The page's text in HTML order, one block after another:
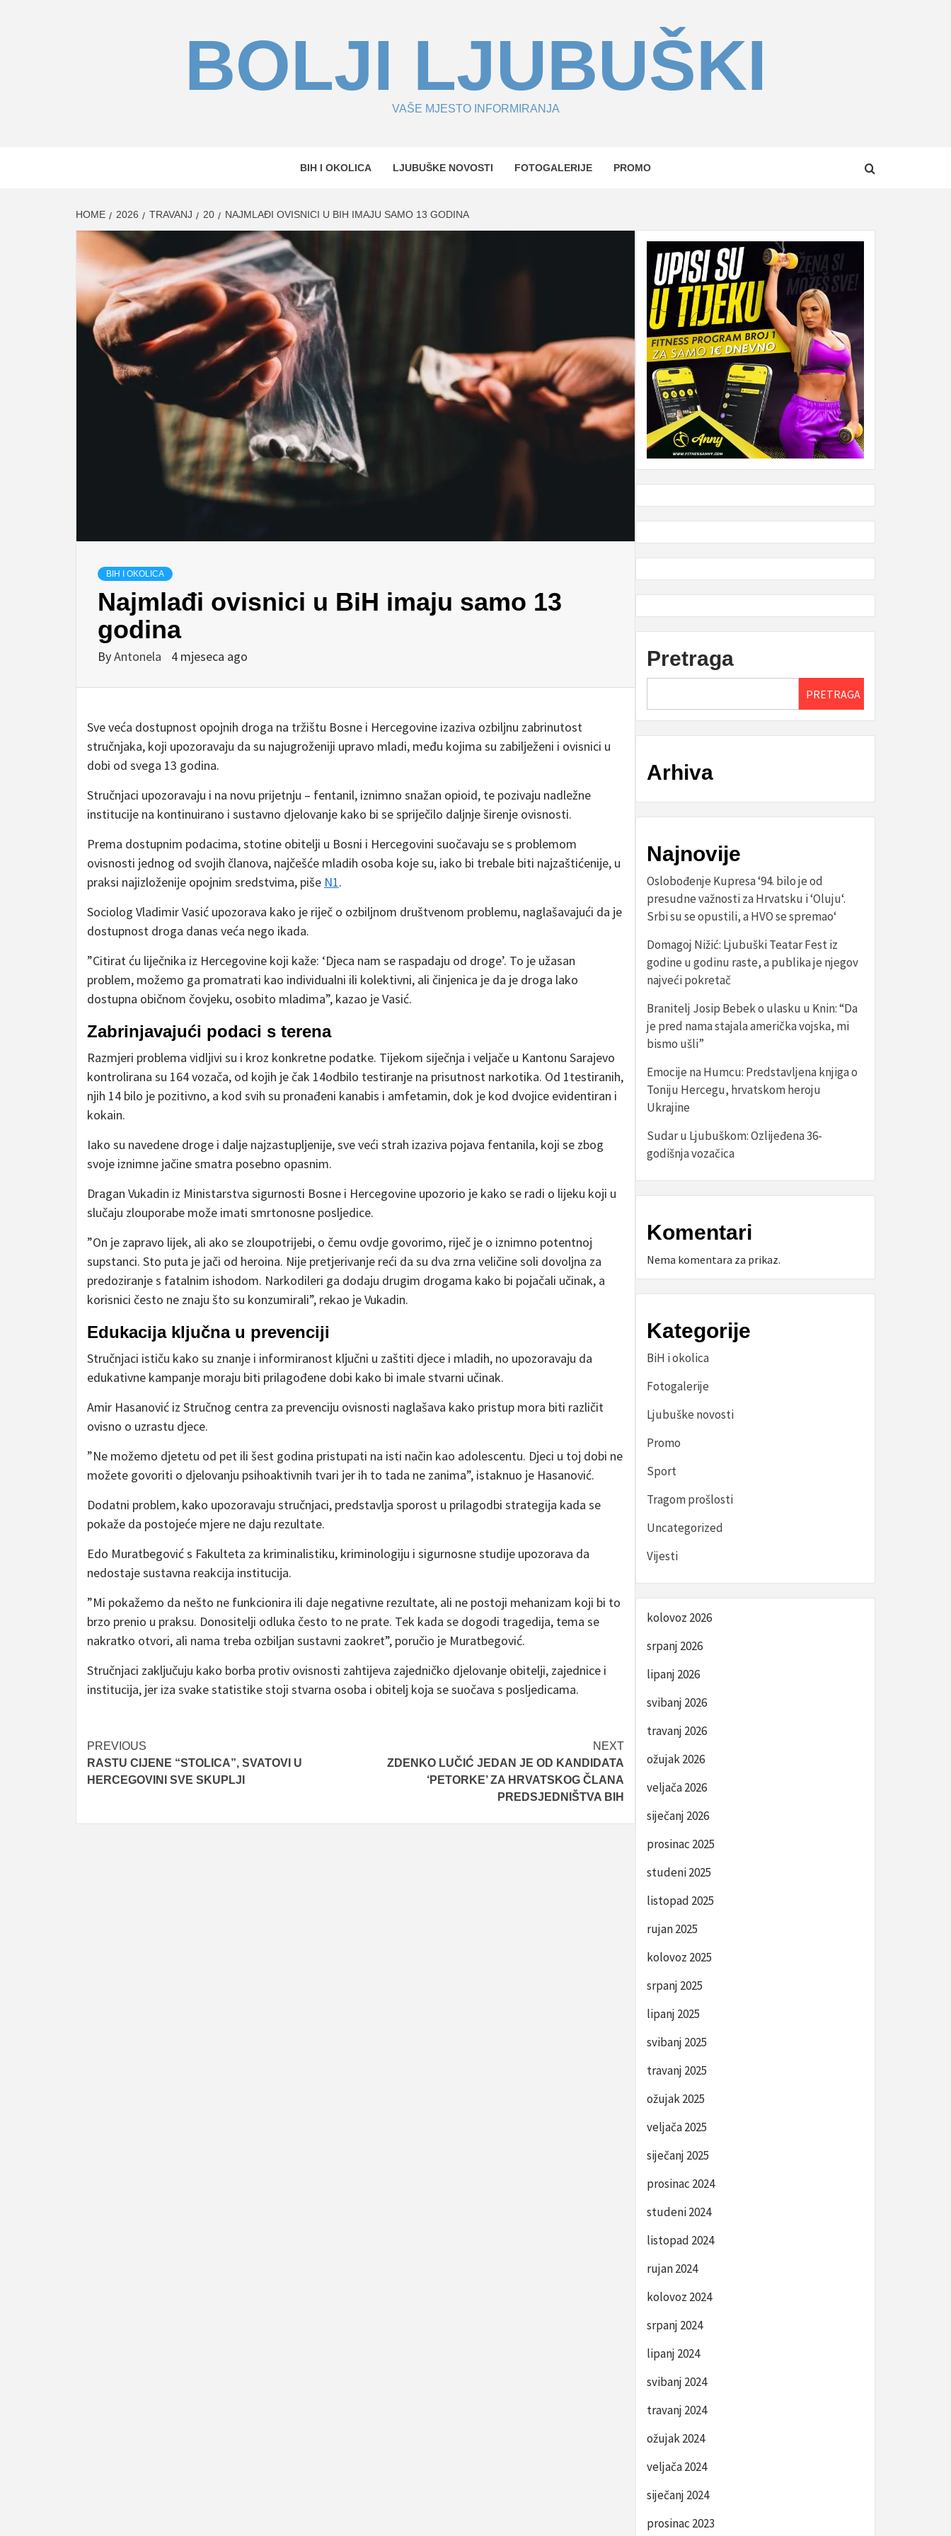
BOLJI LJUBUŠKI
VAŠE MJESTO INFORMIRANJA
BIH I OKOLICA LJUBUŠKE NOVOSTI FOTOGALERIJE PROMO
HOME 2026 TRAVANJ 20 NAJMLAĐI OVISNICI U BIH IMAJU SAMO 13 GODINA
BIH I OKOLICA
Najmlađi ovisnici u BiH imaju samo 13
godina
ByAntonela 4 mjeseca ago
Sve veća dostupnost opojnih droga na tržištu Bosne i Hercegovine izaziva ozbiljnu zabrinutost
stručnjaka, koji upozoravaju da su najugroženiji upravo mladi, među kojima su zabilježeni i ovisnici u
dobi od svega 13 godina.
Stručnjaci upozoravaju i na novu prijetnju – fentanil, iznimno snažan opioid, te pozivaju nadležne
institucije na kontinuirano i sustavno djelovanje kako bi se spriječilo daljnje širenje ovisnosti.
Prema dostupnim podacima, stotine obitelji u Bosni i Hercegovini suočavaju se s problemom
ovisnosti jednog od svojih članova, najčešće mladih osoba koje su, iako bi trebale biti najzaštićenije, u
praksi najizloženije opojnim sredstvima, piše N1.
Sociolog Vladimir Vasić upozorava kako je riječ o ozbiljnom društvenom problemu, naglašavajući da je
dostupnost droga danas veća nego ikada.
”Citirat ću liječnika iz Hercegovine koji kaže: ‘Djeca nam se raspadaju od droge’. To je užasan
problem, možemo ga promatrati kao individualni ili kolektivni, ali činjenica je da je droga lako
dostupna običnom čovjeku, osobito mladima”, kazao je Vasić.
Zabrinjavajući podaci s terena
Razmjeri problema vidljivi su i kroz konkretne podatke. Tijekom siječnja i veljače u Kantonu Sarajevo
kontrolirana su 164 vozača, od kojih je čak 14odbilo testiranje na prisutnost narkotika. Od 1testiranih,
njih 14 bilo je pozitivno, a kod svih su pronađeni kanabis i amfetamin, dok je kod dvojice evidentiran i
kokain.
Iako su navedene droge i dalje najzastupljenije, sve veći strah izaziva pojava fentanila, koji se zbog
svoje iznimne jačine smatra posebno opasnim.
Dragan Vukadin iz Ministarstva sigurnosti Bosne i Hercegovine upozorio je kako se radi o lijeku koji u
slučaju zlouporabe može imati smrtonosne posljedice.
”On je zapravo lijek, ali ako se zloupotrijebi, o čemu ovdje govorimo, riječ je o iznimno potentnoj
supstanci. Sto puta je jači od heroina. Nije pretjerivanje reći da su dva zrna veličine soli dovoljna za
predoziranje s fatalnim ishodom. Narkodileri ga dodaju drugim drogama kako bi pojačali učinak, a
korisnici često ne znaju što su konzumirali”, rekao je Vukadin.
Edukacija ključna u prevenciji
Stručnjaci ističu kako su znanje i informiranost ključni u zaštiti djece i mladih, no upozoravaju da
edukativne kampanje moraju biti prilagođene dobi kako bi imale stvarni učinak.
Amir Hasanović iz Stručnog centra za prevenciju ovisnosti naglašava kako pristup mora biti različit
ovisno o uzrastu djece.
”Ne možemo djetetu od pet ili šest godina pristupati na isti način kao adolescentu. Djeci u toj dobi ne
možete govoriti o djelovanju psihoaktivnih tvari jer ih to tada ne zanima”, istaknuo je Hasanović.
Dodatni problem, kako upozoravaju stručnjaci, predstavlja sporost u prilagodbi strategija kada se
pokaže da postojeće mjere ne daju rezultate.
Edo Muratbegović s Fakulteta za kriminalistiku, kriminologiju i sigurnosne studije upozorava da
nedostaje sustavna reakcija institucija.
”Mi pokažemo da nešto ne funkcionira ili daje negativne rezultate, ali ne postoji mehanizam koji bi to
brzo prenio u praksu. Donositelji odluka često to ne prate. Tek kada se dogodi tragedija, tema se
nakratko otvori, ali nama treba ozbiljan sustavni zaokret”, poručio je Muratbegović.
Stručnjaci zaključuju kako borba protiv ovisnosti zahtijeva zajedničko djelovanje obitelji, zajednice i
institucija, jer iza svake statistike stoji stvarna osoba i obitelj koja se suočava s posljedicama.
Post
navigation
PREVIOUS
RASTU CIJENE “STOLICA”, SVATOVI U
HERCEGOVINI SVE SKUPLJI
NEXT
ZDENKO LUČIĆ JEDAN JE OD KANDIDATA
‘PETORKE’ ZA HRVATSKOG ČLANA
PREDSJEDNIŠTVA BIH
Pretraga
PRETRAGA
Arhiva
Najnovije
Oslobođenje Kupresa ‘94. bilo je od
presudne važnosti za Hrvatsku i ‘Oluju‘.
Srbi su se opustili, a HVO se spremao‘
Domagoj Nižić: Ljubuški Teatar Fest iz
godine u godinu raste, a publika je njegov
najveći pokretač
Branitelj Josip Bebek o ulasku u Knin: “Da
je pred nama stajala američka vojska, mi
bismo ušli”
Emocije na Humcu: Predstavljena knjiga o
Toniju Hercegu, hrvatskom heroju
Ukrajine
Sudar u Ljubuškom: Ozlijeđena 36-
godišnja vozačica
Komentari
Nema komentara za prikaz.
Kategorije
BiH i okolica
Fotogalerije
Ljubuške novosti
Promo
Sport
Tragom prošlosti
Uncategorized
Vijesti
kolovoz 2026
srpanj 2026
lipanj 2026
svibanj 2026
travanj 2026
ožujak 2026
veljača 2026
siječanj 2026
prosinac 2025
studeni 2025
listopad 2025
rujan 2025
kolovoz 2025
srpanj 2025
lipanj 2025
svibanj 2025
travanj 2025
ožujak 2025
veljača 2025
siječanj 2025
prosinac 2024
studeni 2024
listopad 2024
rujan 2024
kolovoz 2024
srpanj 2024
lipanj 2024
svibanj 2024
travanj 2024
ožujak 2024
veljača 2024
siječanj 2024
prosinac 2023